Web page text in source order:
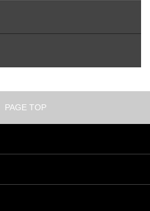
PAGE TOP